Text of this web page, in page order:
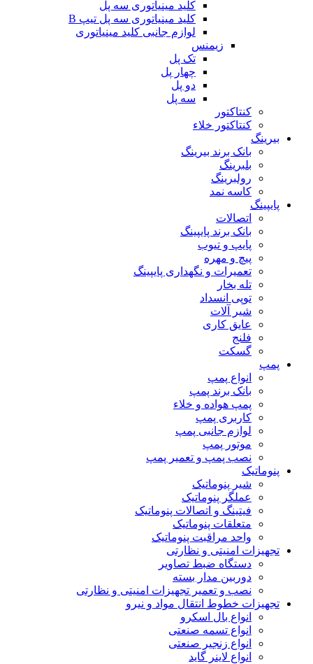
کلید مینیاتوری سه پل
کلید مینیاتوری سه پل تیپ B
لوازم جانبی کلید مینیاتوری
زیمنس
تک پل
چهار پل
دو پل
سه پل
کنتاکتور
کنتاکتور خلاء
بیرینگ
بانک برند بیرینگ
بلبرینگ
رولبرینگ
کاسه نمد
پایپینگ
اتصالات
بانک برند پایپینگ
پایپ و تیوب
پیچ و مهره
تعمیرات و نگهداری پایپینگ
تله بخار
توپی انسداد
شیر آلات
عایق کاری
فلنج
گسکت
پمپ
انواع پمپ
بانک برند پمپ
پمپ هواده و خلاء
کاربری پمپ
لوازم جانبی پمپ
موتور پمپ
نصب پمپ و تعمیر پمپ
پنوماتیک
شیر پنوماتیک
عملگر پنوماتیک
فیتینگ و اتصالات پنوماتیک
متعلقات پنوماتیک
واحد مراقبت پنوماتیک
تجهیزات امنیتی و نظارتی
دستگاه ضبط تصاویر
دوربین مدار بسته
نصب و تعمیر تجهیزات امنیتی و نظارتی
تجهیزات خطوط انتقال مواد و نیرو
انواع بال اسکرو
انواع تسمه صنعتی
انواع زنجیر صنعتی
انواع لاینر گاید